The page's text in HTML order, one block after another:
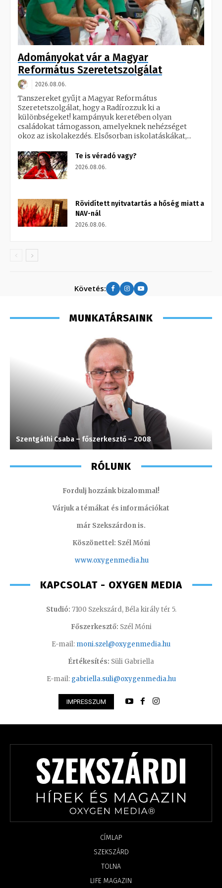
Adományokat vár a Magyar
Református Szeretetszolgálat
2026.08.06.
Tanszereket gyűjt a Magyar Református
Szeretetszolgálat, hogy a Radírozzuk ki a
különbségeket! kampányuk keretében olyan
családokat támogasson, amelyeknek nehézséget
okoz az iskolakezdés. Elsősorban iskolatáskákat,...
Te is véradó vagy?
2026.08.06.
Rövidített nyitvatartás a hőség miatt a
NAV-nál
2026.08.06.
Követés:
MUNKATÁRSAINK
Szentgáthi Csaba – főszerkesztő – 2008
RÓLUNK
Fordulj hozzánk bizalommal!
Várjuk a témákat és információkat
már Szekszárdon is.
Köszönettel: Szél Móni
www.oxygenmedia.hu
KAPCSOLAT - OXYGEN MEDIA
Studió: 7100 Szekszárd, Béla király tér 5.
Főszerkesztő: Szél Móni
E-mail: moni.szel@oxygenmedia.hu
Értékesítés: Süli Gabriella
E-mail: gabriella.suli@oxygenmedia.hu
IMPRESSZUM
CÍMLAP
SZEKSZÁRD
TOLNA
LIFE MAGAZIN